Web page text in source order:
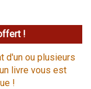
!
d'un ou plusieurs
livre vous est
!